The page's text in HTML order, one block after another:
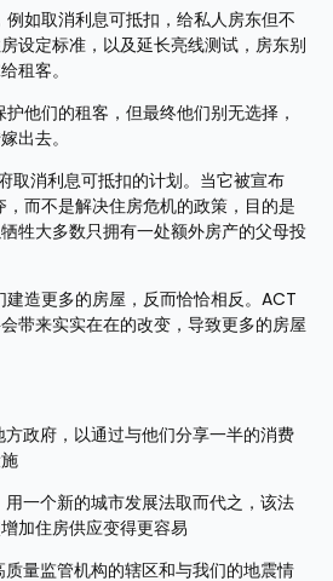
例如取消利息可抵扣，给私人房东但不
设定标准，以及延长亮线测试，房东别
租客。
他们的租客，但最终他们别无选择，
出去。
取消利息可抵扣的计划。当它被宣布
，而不是解决住房危机的政策，目的是
牲大多数只拥有一处额外房产的父母投
建造更多的房屋，反而恰恰相反。ACT
带来实实在在的改变，导致更多的房屋
加住房供应变得更容易